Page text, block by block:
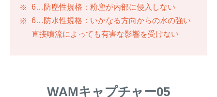
6…防塵性規格：粉塵が内部に侵入しない
6…防水性規格：いかなる方向からの水の強い
直接噴流によっても有害な影響を受けない
WAMキャプチャー05